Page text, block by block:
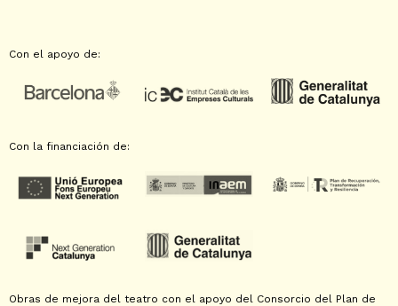
Con el apoyo de:
Con la financiación de:
Obras de mejora del teatro con el apoyo del Consorcio del Plan de